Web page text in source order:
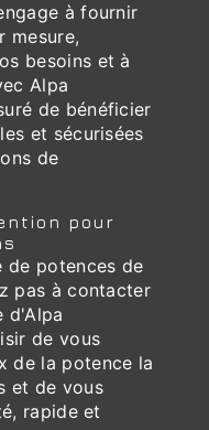
à fournir
mesure,
besoins et à
Alpa
de bénéficier
et sécurisées
de
pour
de potences de
pas à contacter
d'Alpa
de vous
de la potence la
et de vous
rapide et